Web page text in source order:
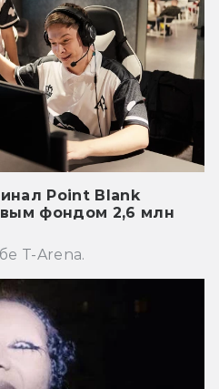
Point Blank
фондом 2,6 млн
T-Arena.